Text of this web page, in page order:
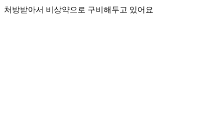
처방받아서 비상약으로 구비해두고 있어요